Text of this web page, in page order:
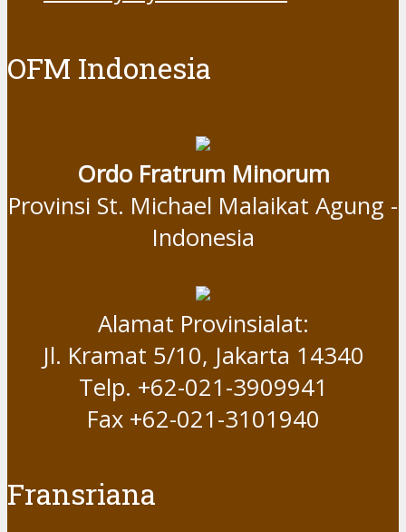
OFM Indonesia
Ordo Fratrum Minorum
Provinsi St. Michael Malaikat Agung -
Indonesia
Alamat Provinsialat:
Jl. Kramat 5/10, Jakarta 14340
Telp. +62-021-3909941
Fax +62-021-3101940
Fransriana